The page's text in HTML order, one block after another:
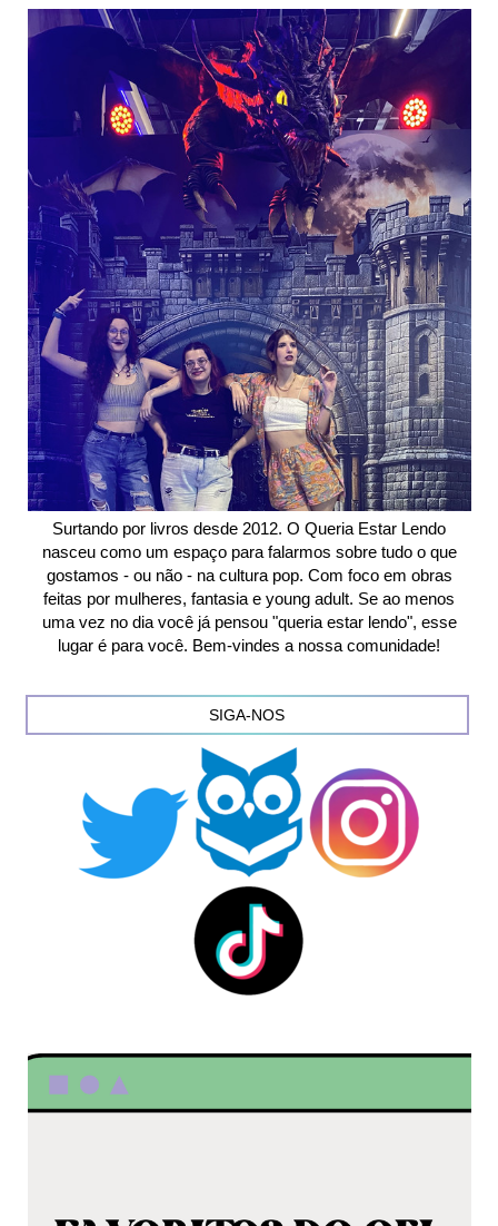
Surtando por livros desde 2012. O Queria Estar Lendo
nasceu como um espaço para falarmos sobre tudo o que
gostamos - ou não - na cultura pop. Com foco em obras
feitas por mulheres, fantasia e young adult. Se ao menos
uma vez no dia você já pensou "queria estar lendo", esse
lugar é para você. Bem-vindes a nossa comunidade!
SIGA-NOS